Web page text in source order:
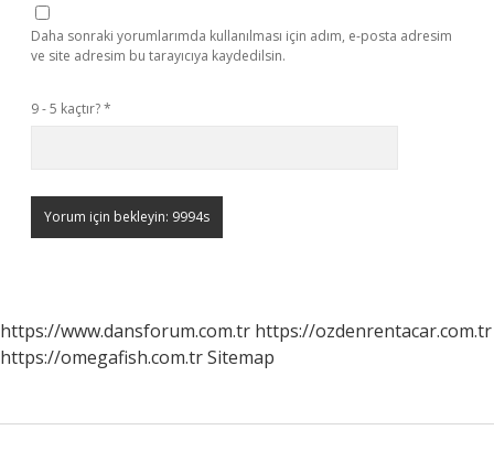
Daha sonraki yorumlarımda kullanılması için adım, e-posta adresim
ve site adresim bu tarayıcıya kaydedilsin.
9 - 5 kaçtır?*
https://www.dansforum.com.tr https://ozdenrentacar.com.tr
https://omegafish.com.trSitemap